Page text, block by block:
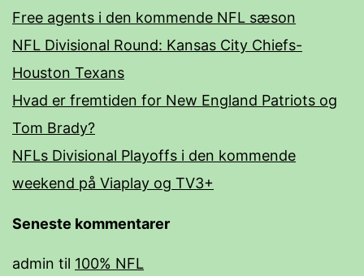
Free agents i den kommende NFL sæson
NFL Divisional Round: Kansas City Chiefs-
Houston Texans
Hvad er fremtiden for New England Patriots og
Tom Brady?
NFLs Divisional Playoffs i den kommende
weekend på Viaplay og TV3+
Seneste kommentarer
admin til 100% NFL